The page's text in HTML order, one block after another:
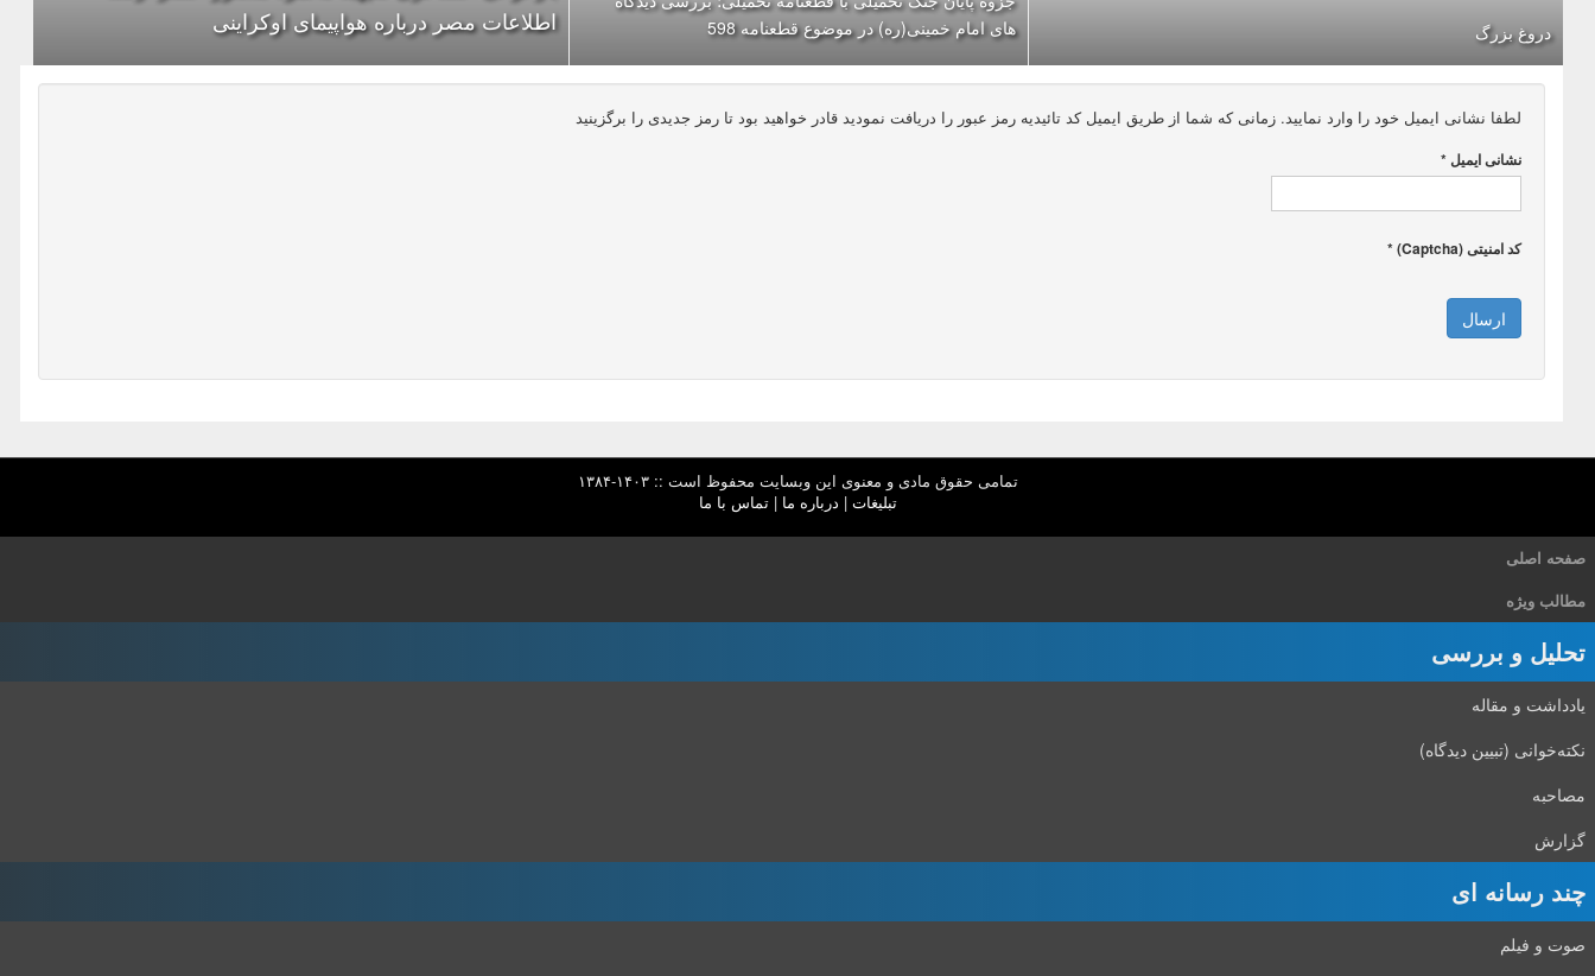
دروغ بزرگ
های امام خمینی(ره) در موضوع قطعنامه 598
اطلاعات مصر درباره هواپیمای اوکراینی
لطفا نشانی ایمیل خود را وارد نمایید. زمانی که شما از طریق ایمیل کد تائیدیه رمز عبور را دریافت نمودید قادر خواهید بود تا رمز جدیدی را برگزینید
نشانی ایمیل *
کد امنیتی (Captcha) *
ارسال
تمامی حقوق مادی و معنوی این وبسایت محفوظ است :: ۱۴۰۳-۱۳۸۴
تبلیغات | درباره ما |تماس با ما
صفحه اصلی
مطالب ویژه
تحلیل و بررسی
یادداشت و مقاله
نکته‌خوانی (تبیین دیدگاه)
مصاحبه
گزارش
چند رسانه ای
صوت و فیلم